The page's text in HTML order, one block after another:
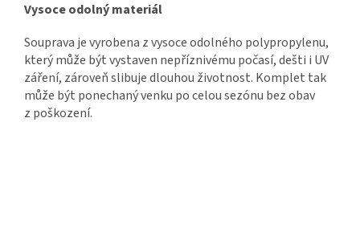
Vysoce odolný materiál
Souprava je vyrobena z vysoce odolného polypropylenu,
který může být vystaven nepříznivému počasí, dešti i UV
záření, zároveň slibuje dlouhou životnost. Komplet tak
může být ponechaný venku po celou sezónu bez obav
z poškození.